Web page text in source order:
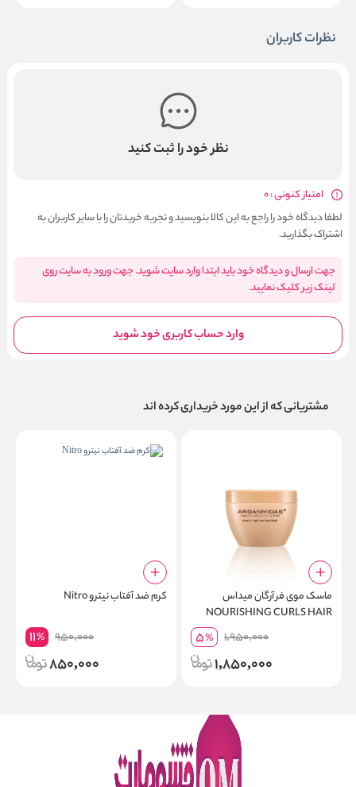
نظرات کاربران
نظر خود را ثبت کنید
امتیاز کنونی : 0
لطفا دیدگاه خود را راجع به این کالا بنویسید و تجربه خریدتان را با سایر کاربران به
اشتراک بگذارید.
جهت ارسال و دیدگاه خود باید ابتدا وارد سایت شوید. جهت ورود به سایت روی
لینک زیر کلیک نمایید.
وارد حساب کاربری خود شوید
مشتریانی که از این مورد خریداری کرده اند
ماسک موی فر آرگان میداس
NOURISHING CURLS HAIR
1,950,000
5%
1,850,000
کرم ضد آفتاب نیترو Nitro
950,000
11%
850,000